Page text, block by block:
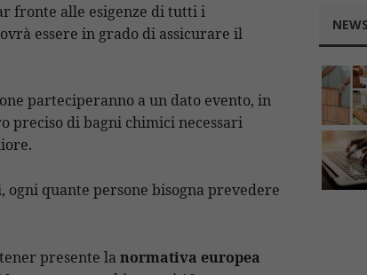
fronte alle esigenze di tutti i
essere in grado di assicurare il
parteciperanno a un dato evento, in
preciso di bagni chimici necessari
quante persone bisogna prevedere
presente lanormativa europea